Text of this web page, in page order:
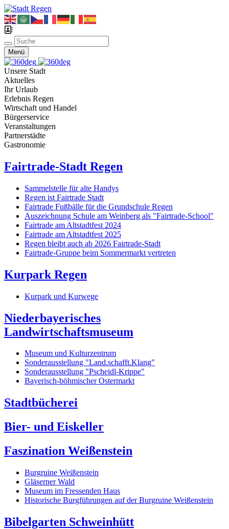
Menü
Unsere Stadt
Aktuelles
Ihr Urlaub
Erlebnis Regen
Wirtschaft und Handel
Bürgerservice
Veranstaltungen
Partnerstädte
Gastronomie
Fairtrade-Stadt Regen
Sammelstelle für alte Handys
Regen ist Fairtrade Stadt
Fairtrade Fußbälle für die Grundschule Regen
Auszeichnung Schule am Weinberg als "Fairtrade-School"
Fairtrade am Altstadtfest 2024
Fairtrade am Altstadtfest 2025
Regen bleibt auch ab 2026 Fairtrade-Stadt
Fairtrade-Gruppe beim Sommermarkt vertreten
Kurpark Regen
Kurpark und Kurwege
Niederbayerisches
Landwirtschaftsmuseum
Museum und Kulturzentrum
Sonderausstellung "Land.schafft.Klang"
Sonderausstellung "Pscheidl-Krippe"
Bayerisch-böhmischer Ostermarkt
Stadtbücherei
Bier- und Eiskeller
Faszination Weißenstein
Burgruine Weißenstein
Gläserner Wald
Museum im Fressenden Haus
Historische Burgführungen auf der Burgruine Weißenstein
Bibelgarten Schweinhütt